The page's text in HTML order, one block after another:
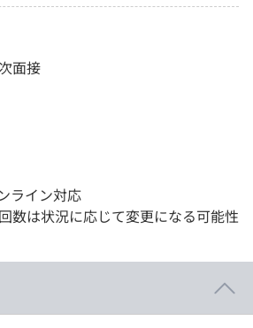
面接
ライン対応
数は状況に応じて変更になる可能性